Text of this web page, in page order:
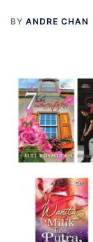
BY ANDRE CHAN